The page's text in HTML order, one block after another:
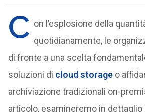
C on l’esplosione della
quotidianamente, le
di fronte a una scelta
soluzioni di cloud storage o
archiviazione tradizionali on-
articolo, esamineremo in dettaglio